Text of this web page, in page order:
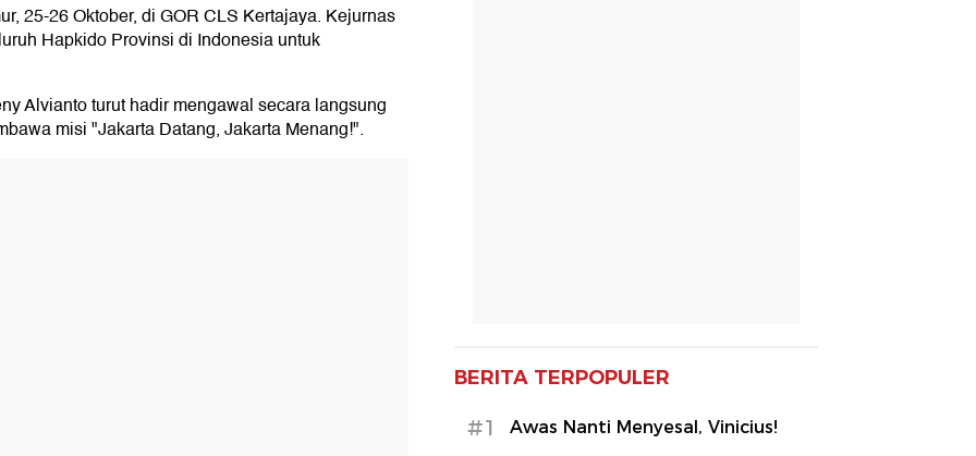
25-26 Oktober, di GOR CLS Kertajaya. Kejurnas
Hapkido Provinsi di Indonesia untuk
Alvianto turut hadir mengawal secara langsung
misi "Jakarta Datang, Jakarta Menang!".
BERITA TERPOPULER
#1 Awas Nanti Menyesal, Vinicius!